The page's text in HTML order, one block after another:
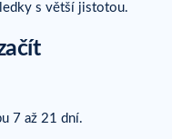
s větší jistotou.
7 až 21 dní.